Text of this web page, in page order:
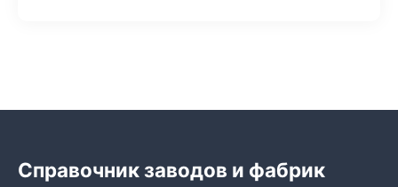
Справочник заводов и фабрик